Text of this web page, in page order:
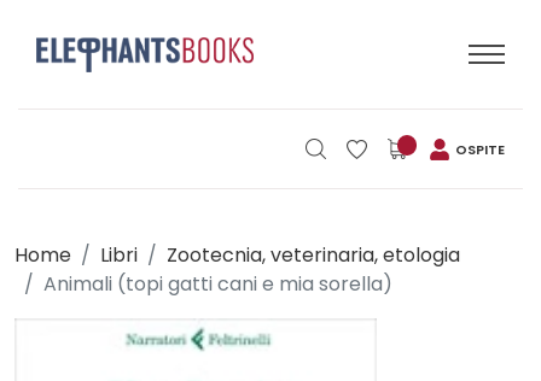
OSPITE
Home Libri
Zootecnia, veterinaria, etologia
Animali (topi gatti cani e mia sorella)